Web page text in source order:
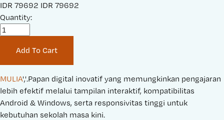
S
a
r
i
c
e
:
IDR 79692 O
n
a
l
P
r
IDR 79692
Quantity:
Add To Cart
MULIA','.Papan digital inovatif yang memungkinkan pengajaran
lebih efektif melalui tampilan interaktif, kompatibilitas
Android & Windows, serta responsivitas tinggi untuk
kebutuhan sekolah masa kini.